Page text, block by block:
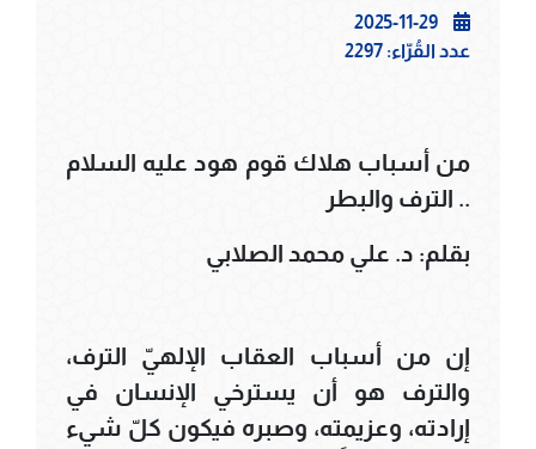
2025-11-29
عدد القُرّاء: 2297
من أسباب هلاك قوم هود عليه السلام
.. الترف والبطر
بقلم: د. علي محمد الصلابي
إن من أسباب العقاب الإلهيّ الترف،
والترف هو أن يسترخي الإنسان في
إرادته، وعزيمته، وصبره فيكون كلّ شيء